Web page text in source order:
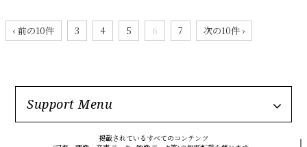
‹ 前の10件 3 4 5 6 7 次の10件 ›
Support Menu
掲載されているすべてのコンテンツ